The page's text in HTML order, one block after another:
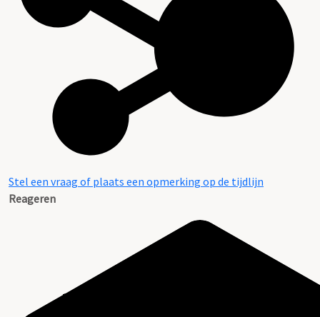
Stel een vraag of plaats een opmerking op de tijdlijn
Reageren